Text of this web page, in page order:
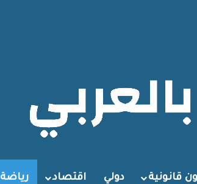
قانونية دولي اقتصاد رياضة